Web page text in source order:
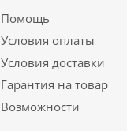
Помощь
Условия оплаты
Условия доставки
Гарантия на товар
Возможности